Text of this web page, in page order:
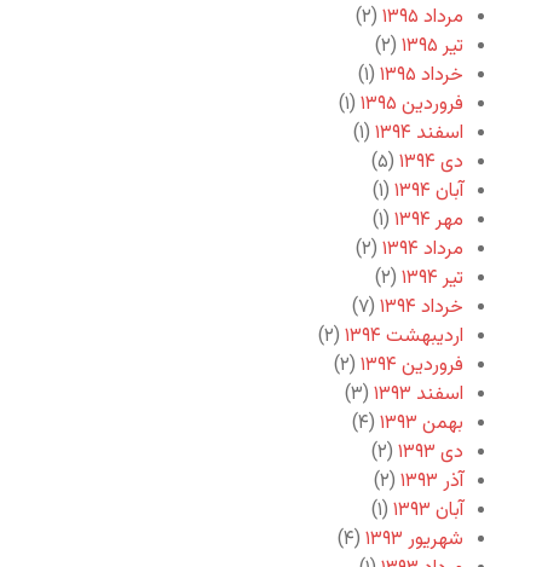
مرداد ۱۳۹۵
(۲)
تیر ۱۳۹۵
(۲)
خرداد ۱۳۹۵
(۱)
فروردین ۱۳۹۵
(۱)
اسفند ۱۳۹۴
(۱)
دی ۱۳۹۴
(۵)
آبان ۱۳۹۴
(۱)
مهر ۱۳۹۴
(۱)
مرداد ۱۳۹۴
(۲)
تیر ۱۳۹۴
(۲)
خرداد ۱۳۹۴
(۷)
اردیبهشت ۱۳۹۴
(۲)
فروردین ۱۳۹۴
(۲)
اسفند ۱۳۹۳
(۳)
بهمن ۱۳۹۳
(۴)
دی ۱۳۹۳
(۲)
آذر ۱۳۹۳
(۲)
آبان ۱۳۹۳
(۱)
شهریور ۱۳۹۳
(۴)